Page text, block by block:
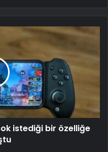
istediği bir özelliğe